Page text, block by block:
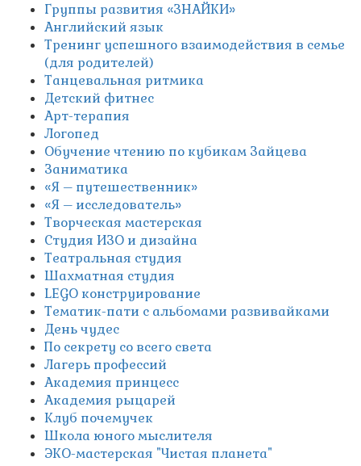
Группы развития «ЗНАЙКИ»
Английский язык
Тренинг успешного взаимодействия в семье
(для родителей)
Танцевальная ритмика
Детский фитнес
Арт-терапия
Логопед
Обучение чтению по кубикам Зайцева
Заниматика
«Я – путешественник»
«Я – исследователь»
Творческая мастерская
Студия ИЗО и дизайна
Театральная студия
Шахматная студия
LEGO конструирование
Тематик-пати с альбомами развивайками
День чудес
По секрету со всего света
Лагерь профессий
Академия принцесс
Академия рыцарей
Клуб почемучек
Школа юного мыслителя
ЭКО-мастерская "Чистая планета"